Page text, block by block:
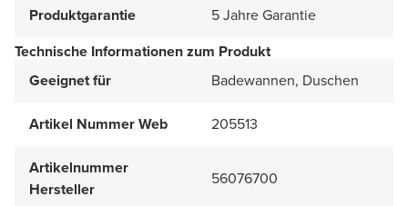
Produktgarantie
5 Jahre Garantie
Technische Informationen zum Produkt
Geeignet für
Badewannen, Duschen
Artikel Nummer Web 205513
Artikelnummer
Hersteller
56076700